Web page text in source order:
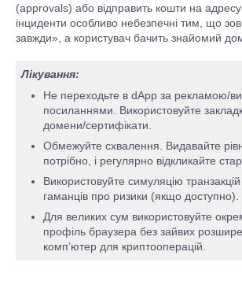
(approvals) або відправить кошти на
інциденти особливо небезпечні тим, що
завжди», а користувач бачить знайомий
Лікування:
Не переходьте в dApp за рекламою/
посиланнями. Використовуйте
домени/сертифікати.
Обмежуйте схвалення. Видавайте
потрібно, і регулярно відкликайте
Використовуйте симуляцію
гаманців про ризики (якщо доступно).
Для великих сум використовуйте
профіль браузера без зайвих
комп’ютер для криптооперацій.